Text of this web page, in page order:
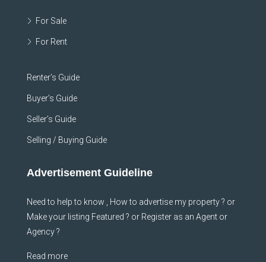
For Sale
For Rent
Renter’s Guide
Buyer’s Guide
Seller’s Guide
Selling / Buying Guide
Advertisement Guideline
Need to help to know , How to advertise my property ? or
Make your listing Featured ? or Register as an Agent or
Agency ?
Read more